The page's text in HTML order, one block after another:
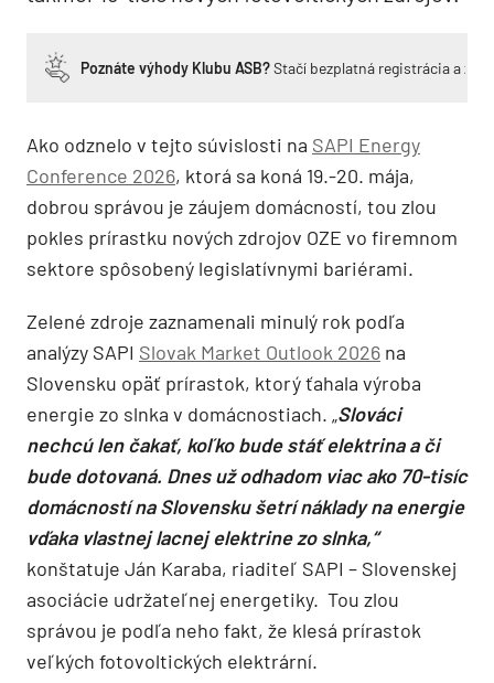
Poznáte výhody Klubu ASB?Stačí bezplatná registrácia a
Ako odznelo v tejto súvislosti na SAPI Energy
Conference 2026, ktorá sa koná 19.-20. mája,
dobrou správou je záujem domácností, tou zlou
pokles prírastku nových zdrojov OZE vo firemnom
sektore spôsobený legislatívnymi bariérami.
Zelené zdroje zaznamenali minulý rok podľa
analýzy SAPI Slovak Market Outlook 2026 na
Slovensku opäť prírastok, ktorý ťahala výroba
energie zo slnka v domácnostiach. „Slováci
nechcú len čakať, koľko bude stáť elektrina a či
bude dotovaná. Dnes už odhadom viac ako 70-tisíc
domácností na Slovensku šetrí náklady na energie
vďaka vlastnej lacnej elektrine zo slnka,“
konštatuje Ján Karaba, riaditeľ SAPI – Slovenskej
asociácie udržateľnej energetiky. Tou zlou
správou je podľa neho fakt, že klesá prírastok
veľkých fotovoltických elektrární.